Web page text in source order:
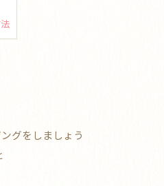
グをしましょう